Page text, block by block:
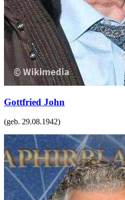
Gottfried John
(geb. 29.08.1942)